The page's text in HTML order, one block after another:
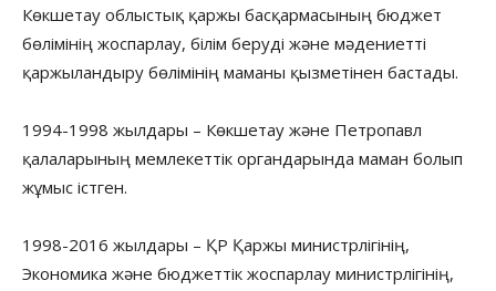
Көкшетау облыстық қаржы басқармасының бюджет
бөлімінің жоспарлау, білім беруді және мәдениетті
қаржыландыру бөлімінің маманы қызметінен бастады.
1994-1998 жылдары – Көкшетау және Петропавл
қалаларының мемлекеттік органдарында маман болып
жұмыс істген.
1998-2016 жылдары – ҚР Қаржы министрлігінің,
Экономика және бюджеттік жоспарлау министрлігінің,